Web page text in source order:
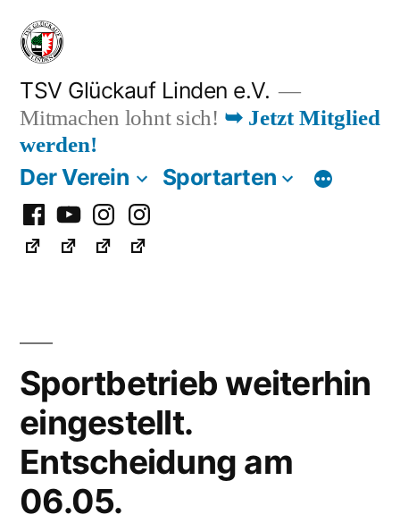
Zum
Inhalt
springen
TSV Glückauf Linden e.V.
Mitmachen lohnt sich! ➥ Jetzt Mitglied
werden!
Der Verein Sportarten
Facebook
YoutubeInstagramInstagram
Fußball
Sportbetrieb weiterhin
eingestellt.
Entscheidung am
06.05.